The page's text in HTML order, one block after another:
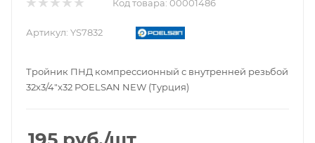
Код товара: 00001486
Артикул: YS7832
Тройник ПНД компрессионный с внутренней резьбой
32х3/4"х32 POELSAN NEW (Турция)